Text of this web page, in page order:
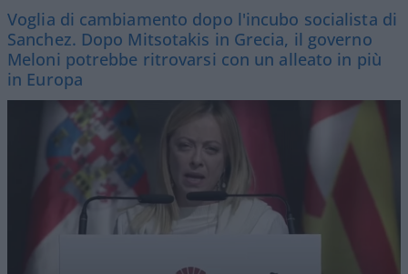
Voglia di cambiamento dopo l'incubo socialista di
Sanchez. Dopo Mitsotakis in Grecia, il governo
Meloni potrebbe ritrovarsi con un alleato in più
in Europa